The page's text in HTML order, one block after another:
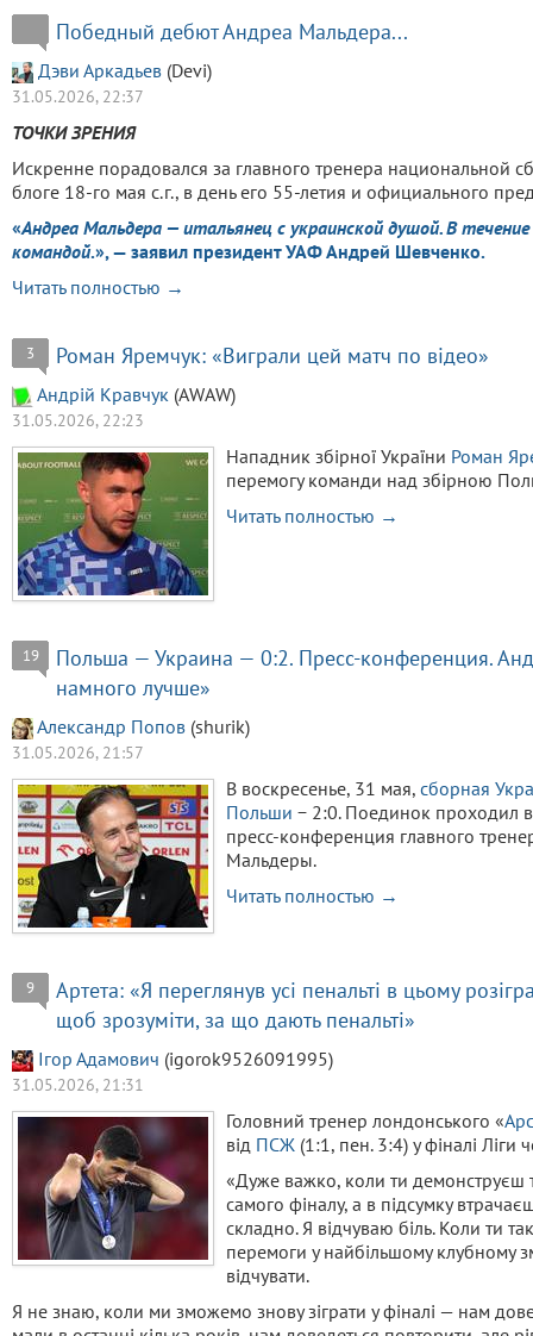
Победный дебют Андреа Мальдера...
Дэви Аркадьев (Devi)
31.05.2026, 22:37
ТОЧКИ ЗРЕНИЯ
Искренне порадовался за главного тренера национальной
блоге 18-го мая с.г., в день его 55-летия и официального
«Андреа Мальдера — итальянец с украинской душой. В
командой.», — заявил президент УАФ Андрей Шевченко.
Читать полностью →
3 Роман Яремчук: «Виграли цей матч по відео»
Aндрiй Кравчук (AWAW)
31.05.2026, 22:23
Нападник збірної України Роман
перемогу команди над збірною
Читать полностью →
19
Польша — Украина — 0:2. Пресс-конференция.
намного лучше»
Александр Попов (shurik)
31.05.2026, 21:57
В воскресенье, 31 мая, сборная
Польши − 2:0. Поединок проходил
пресс-конференция главного
Мальдеры.
Читать полностью →
9
Артета: «Я переглянув усі пенальті в цьому
щоб зрозуміти, за що дають пенальті»
Ігор Адамович (igorok9526091995)
31.05.2026, 21:31
Головний тренер лондонського «
від ПСЖ (1:1, пен. 3:4) у фіналі Ліги
«Дуже важко, коли ти демонструєш
самого фіналу, а в підсумку
складно. Я відчуваю біль. Коли ти
перемоги у найбільшому клубному
відчувати.
Я не знаю, коли ми зможемо знову зіграти у фіналі — нам